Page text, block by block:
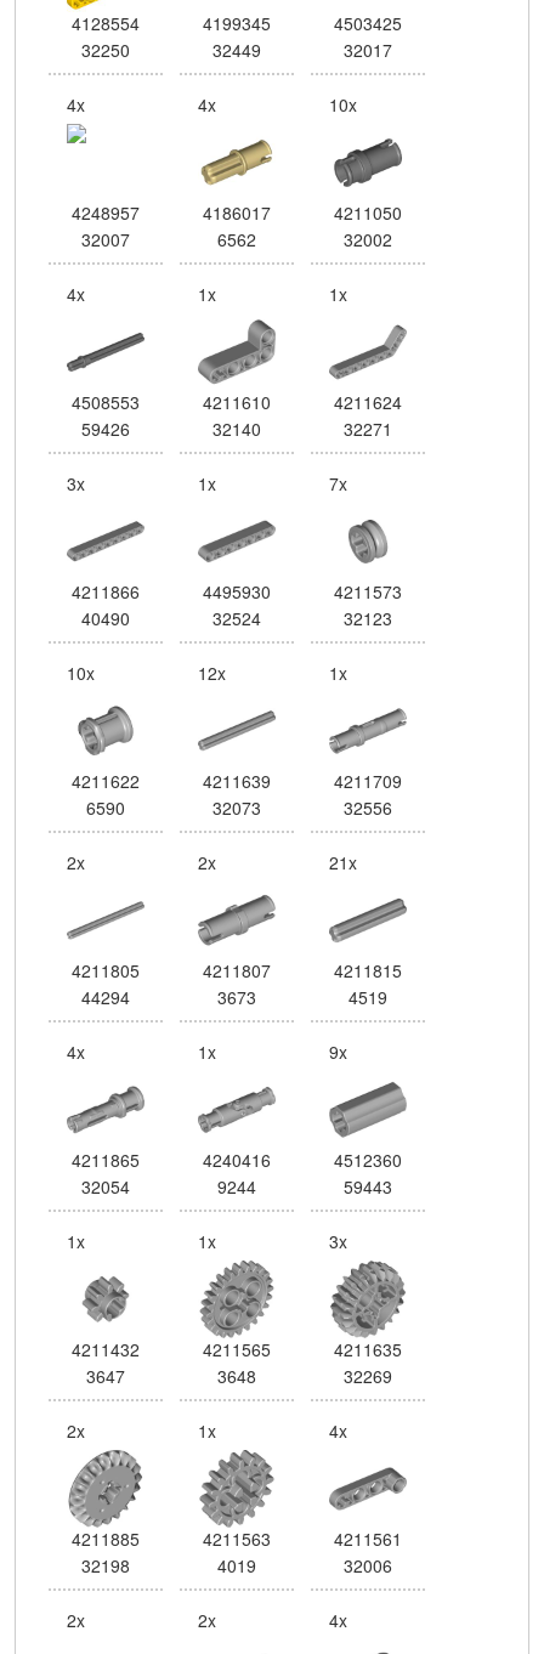
4128554
32250
4199345
32449
4503425
32017
4x
4248957
32007
4x
4186017
6562
10x
4211050
32002
4x
4508553
59426
1x
4211610
32140
1x
4211624
32271
3x
4211866
40490
1x
4495930
32524
7x
4211573
32123
10x
4211622
6590
12x
4211639
32073
1x
4211709
32556
2x
4211805
44294
2x
4211807
3673
21x
4211815
4519
4x
4211865
32054
1x
4240416
9244
9x
4512360
59443
1x
4211432
3647
1x
4211565
3648
3x
4211635
32269
2x
4211885
32198
1x
4211563
4019
4x
4211561
32006
2x 2x 4x